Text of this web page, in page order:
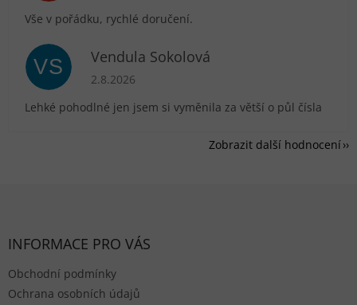
Vše v pořádku, rychlé doručení.
VS Vendula Sokolová
Hodnocení obchodu je 5 z 5 hvězdiček.
2.8.2026
Lehké pohodlné jen jsem si vyměnila za větší o půl čísla
Zobrazit další hodnocení
INFORMACE PRO VÁS
Obchodní podmínky
Ochrana osobních údajů